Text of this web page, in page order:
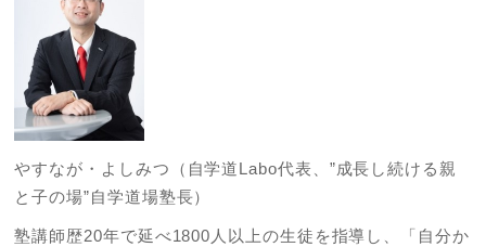
やすなが・よしみつ（自学道Labo代表、”成長し続ける親
と子の場”自学道場塾長）
塾講師歴20年で延べ1800人以上の生徒を指導し、「自分か